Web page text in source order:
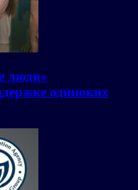
люди»
одиноких